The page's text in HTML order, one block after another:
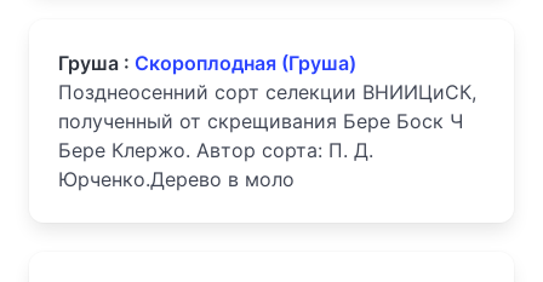
Груша : Скороплодная (Груша)
Позднеосенний сорт селекции ВНИИЦиСК,
полученный от скрещивания Бере Боск Ч
Бере Клержо. Автор сорта: П. Д.
Юрченко.Дерево в моло